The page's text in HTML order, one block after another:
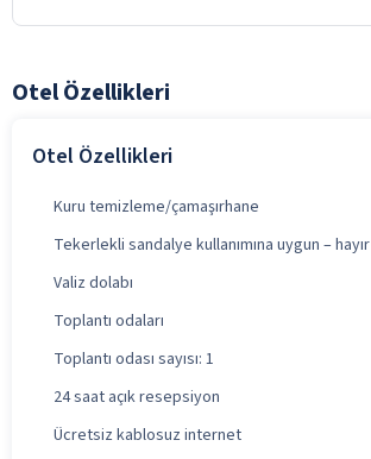
Otel Özellikleri
Otel Özellikleri
Kuru temizleme/çamaşırhane
Tekerlekli sandalye kullanımına uygun – hayır
Valiz dolabı
Toplantı odaları
Toplantı odası sayısı: 1
24 saat açık resepsiyon
Ücretsiz kablosuz internet